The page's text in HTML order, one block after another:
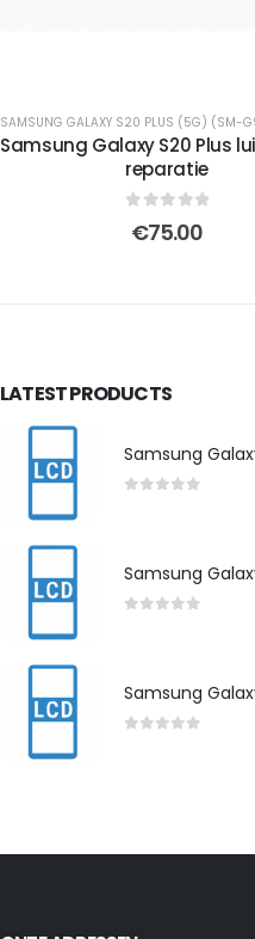
Samsung Galaxy S20 Plus
reparatie
out of 5
€75.00
LATEST PRODUCTS